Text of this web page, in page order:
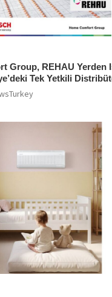
Group, REHAU Yerden
Tek Yetkili